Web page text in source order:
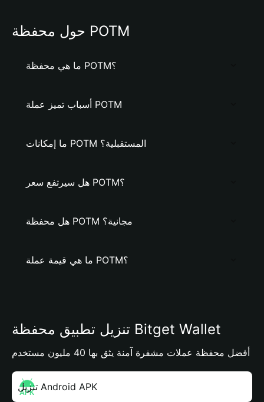
حول محفظة POTM
ما هي محفظة POTM؟
أسباب تميز عملة POTM
ما إمكانات POTM المستقبلية؟
هل سيرتفع سعر POTM؟
هل محفظة POTM مجانية؟
ما هي قيمة عملة POTM؟
تنزيل تطبيق محفظة Bitget Wallet
أفضل محفظة عملات مشفرة آمنة يثق بها 40 مليون مستخدم
تنزيل Android APK